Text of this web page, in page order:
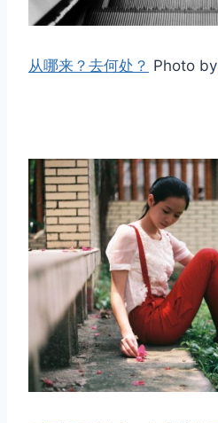
从哪来？去何处？ Photo by
取消